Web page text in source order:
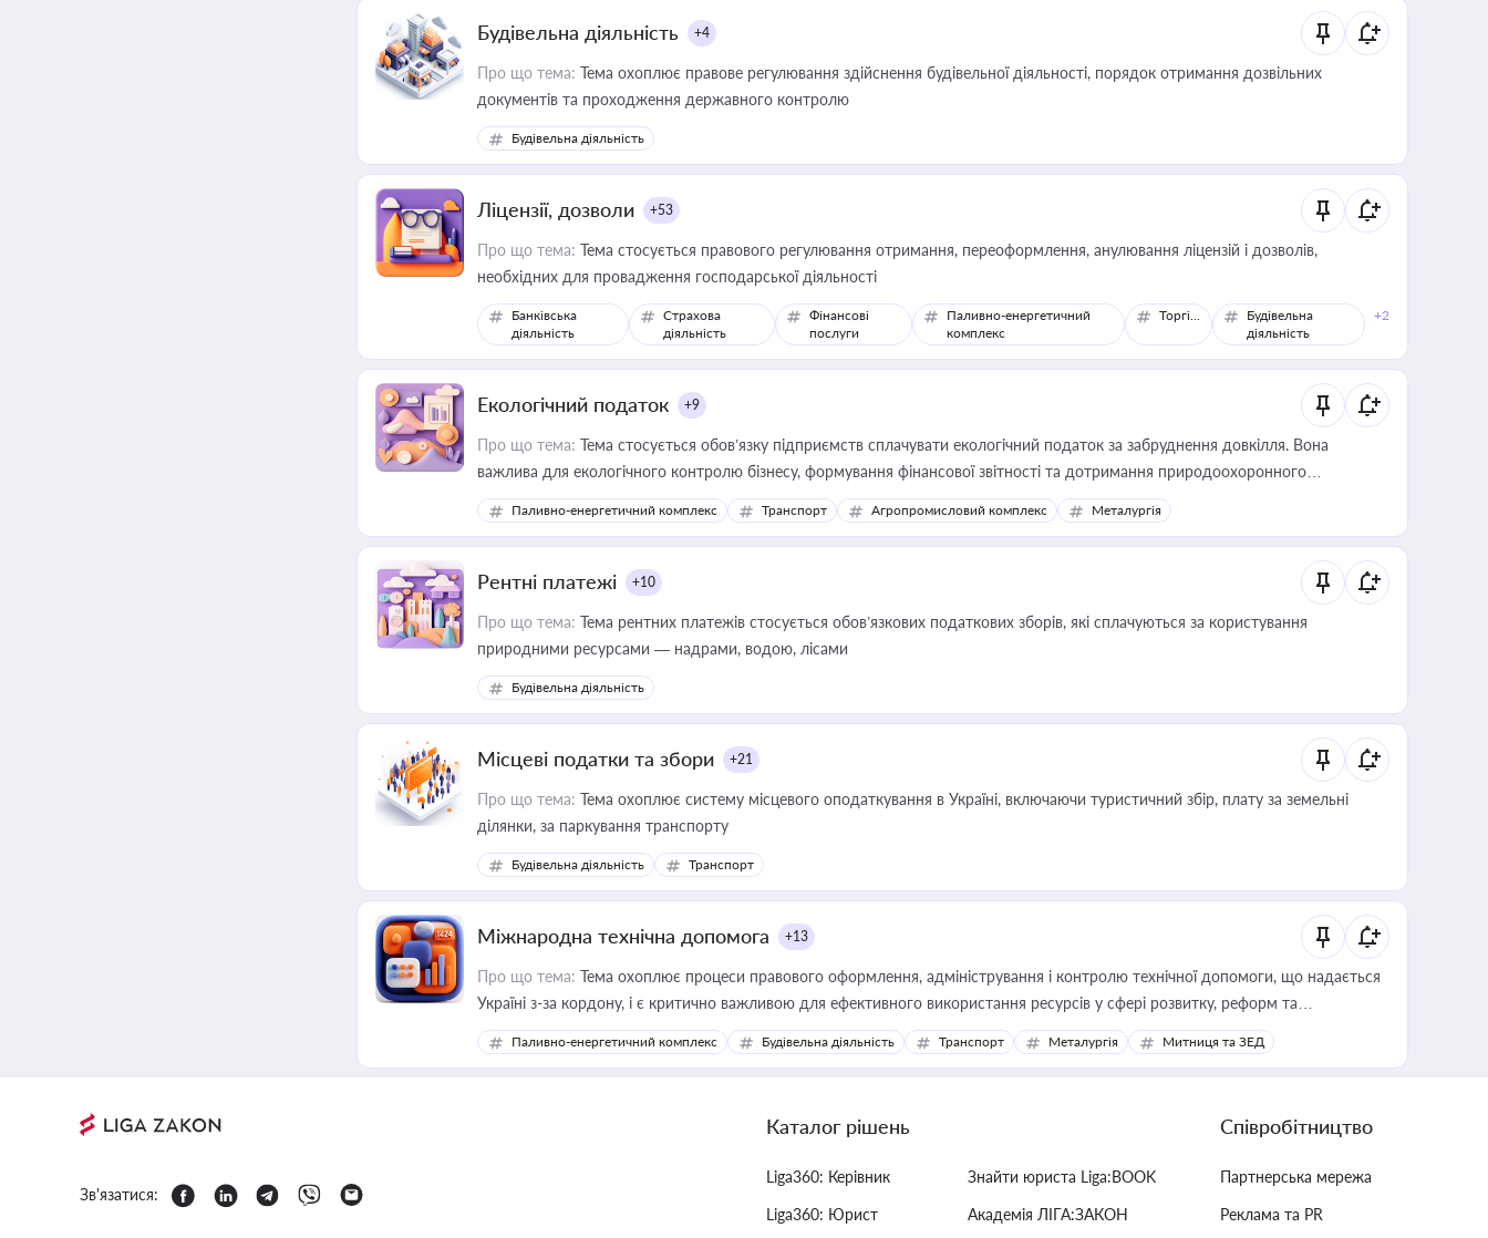
Будівельна діяльність +4
Про що тема: Тема охоплює правове регулювання здійснення будівельної діяльності, порядок отримання дозвільних
документів та проходження державного контролю
Будівельна діяльність
Ліцензії, дозволи +53
Про що тема: Тема стосується правового регулювання отримання, переоформлення, анулювання ліцензій і дозволів,
необхідних для провадження господарської діяльності
Банківська
діяльність
Страхова
діяльність
Фінансові
послуги
Паливно-енергетичний
комплекс
Торгівля
Будівельна
діяльність
+2
Екологічний податок +9
Про що тема: Тема стосується обов’язку підприємств сплачувати екологічний податок за забруднення довкілля. Вона
важлива для екологічного контролю бізнесу, формування фінансової звітності та дотримання природоохоронного
законодавства
Паливно-енергетичний комплекс Транспорт Агропромисловий комплекс Металургія
Рентні платежі +10
Про що тема: Тема рентних платежів стосується обов’язкових податкових зборів, які сплачуються за користування
природними ресурсами — надрами, водою, лісами
Будівельна діяльність
Місцеві податки та збори +21
Про що тема: Тема охоплює систему місцевого оподаткування в Україні, включаючи туристичний збір, плату за земельні
ділянки, за паркування транспорту
Будівельна діяльність Транспорт
Міжнародна технічна допомога +13
Про що тема: Тема охоплює процеси правового оформлення, адміністрування і контролю технічної допомоги, що надається
Україні з-за кордону, і є критично важливою для ефективного використання ресурсів у сфері розвитку, реформ та
інфраструктурних проєктів
Паливно-енергетичний комплекс Будівельна діяльність Транспорт Металургія Митниця та ЗЕД
Зв'язатися:
Каталог рішень
Liga360: Керівник
Liga360: Юрист
Знайти юриста Liga:BOOK
Академія ЛІГА:ЗАКОН
Співробітництво
Партнерська мережа
Реклама та PR